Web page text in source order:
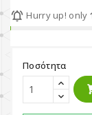
 Hurry up! only
Ποσότητα